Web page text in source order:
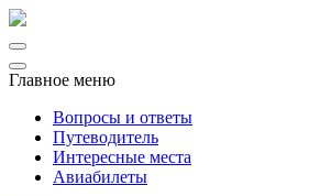
Главное меню
Вопросы и ответы
Путеводитель
Интересные места
Авиабилеты